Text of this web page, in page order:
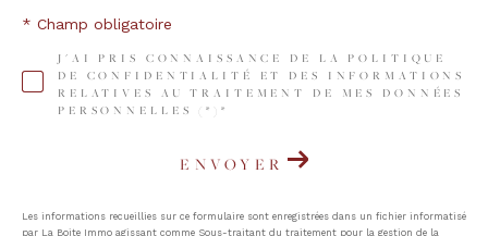
J'AI PRIS CONNAISSANCE DE LA POLITIQUE
DE CONFIDENTIALITÉ ET DES INFORMATIONS
RELATIVES AU TRAITEMENT DE MES DONNÉES
PERSONNELLES (*)*
* Champ obligatoire
ENVOYER
Les informations recueillies sur ce formulaire sont enregistrées dans un fichier informatisé
par La Boite Immo agissant comme Sous-traitant du traitement pour la gestion de la